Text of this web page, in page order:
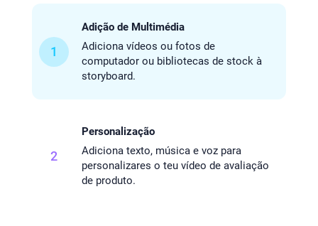
1
Adição de Multimédia
Adiciona vídeos ou fotos de
computador ou bibliotecas de stock à
storyboard.
2
Personalização
Adiciona texto, música e voz para
personalizares o teu vídeo de avaliação
de produto.